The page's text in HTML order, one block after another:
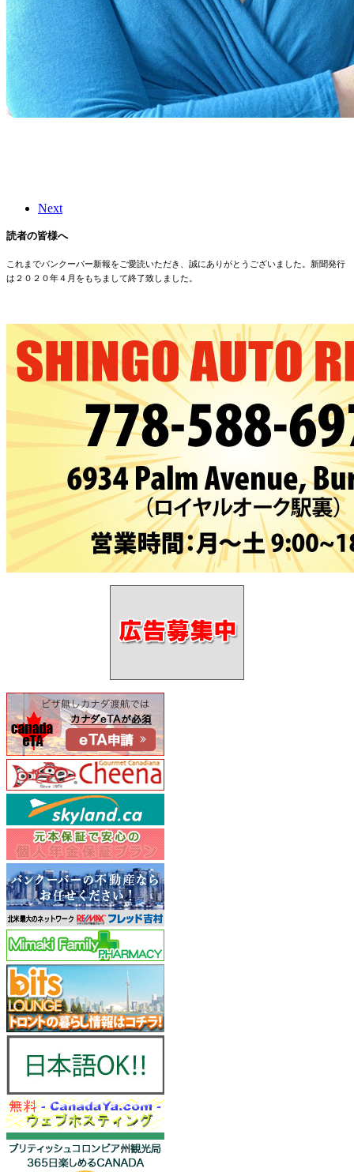
Next
読者の皆様へ
これまでバンクーバー新報をご愛読いただき、誠にありがとうございました。新聞発行
は２０２０年４月をもちまして終了致しました。